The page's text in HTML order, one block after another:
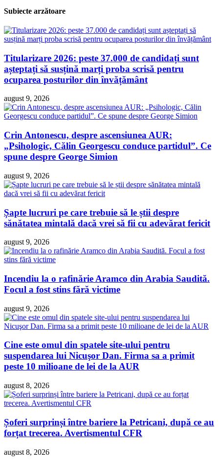
Subiecte arzătoare
Titularizare 2026: peste 37.000 de candidați sunt
așteptați să susțină marți proba scrisă pentru
ocuparea posturilor din învățământ
august 9, 2026
Crin Antonescu, despre ascensiunea AUR:
„Psihologic, Călin Georgescu conduce partidul”. Ce
spune despre George Simion
august 9, 2026
Șapte lucruri pe care trebuie să le știi despre
sănătatea mintală dacă vrei să fii cu adevărat fericit
august 9, 2026
Incendiu la o rafinărie Aramco din Arabia Saudită.
Focul a fost stins fără victime
august 9, 2026
Cine este omul din spatele site-ului pentru
suspendarea lui Nicuşor Dan. Firma sa a primit
peste 10 milioane de lei de la AUR
august 8, 2026
Șoferi surprinși între bariere la Petricani, după ce au
forțat trecerea. Avertismentul CFR
august 8, 2026